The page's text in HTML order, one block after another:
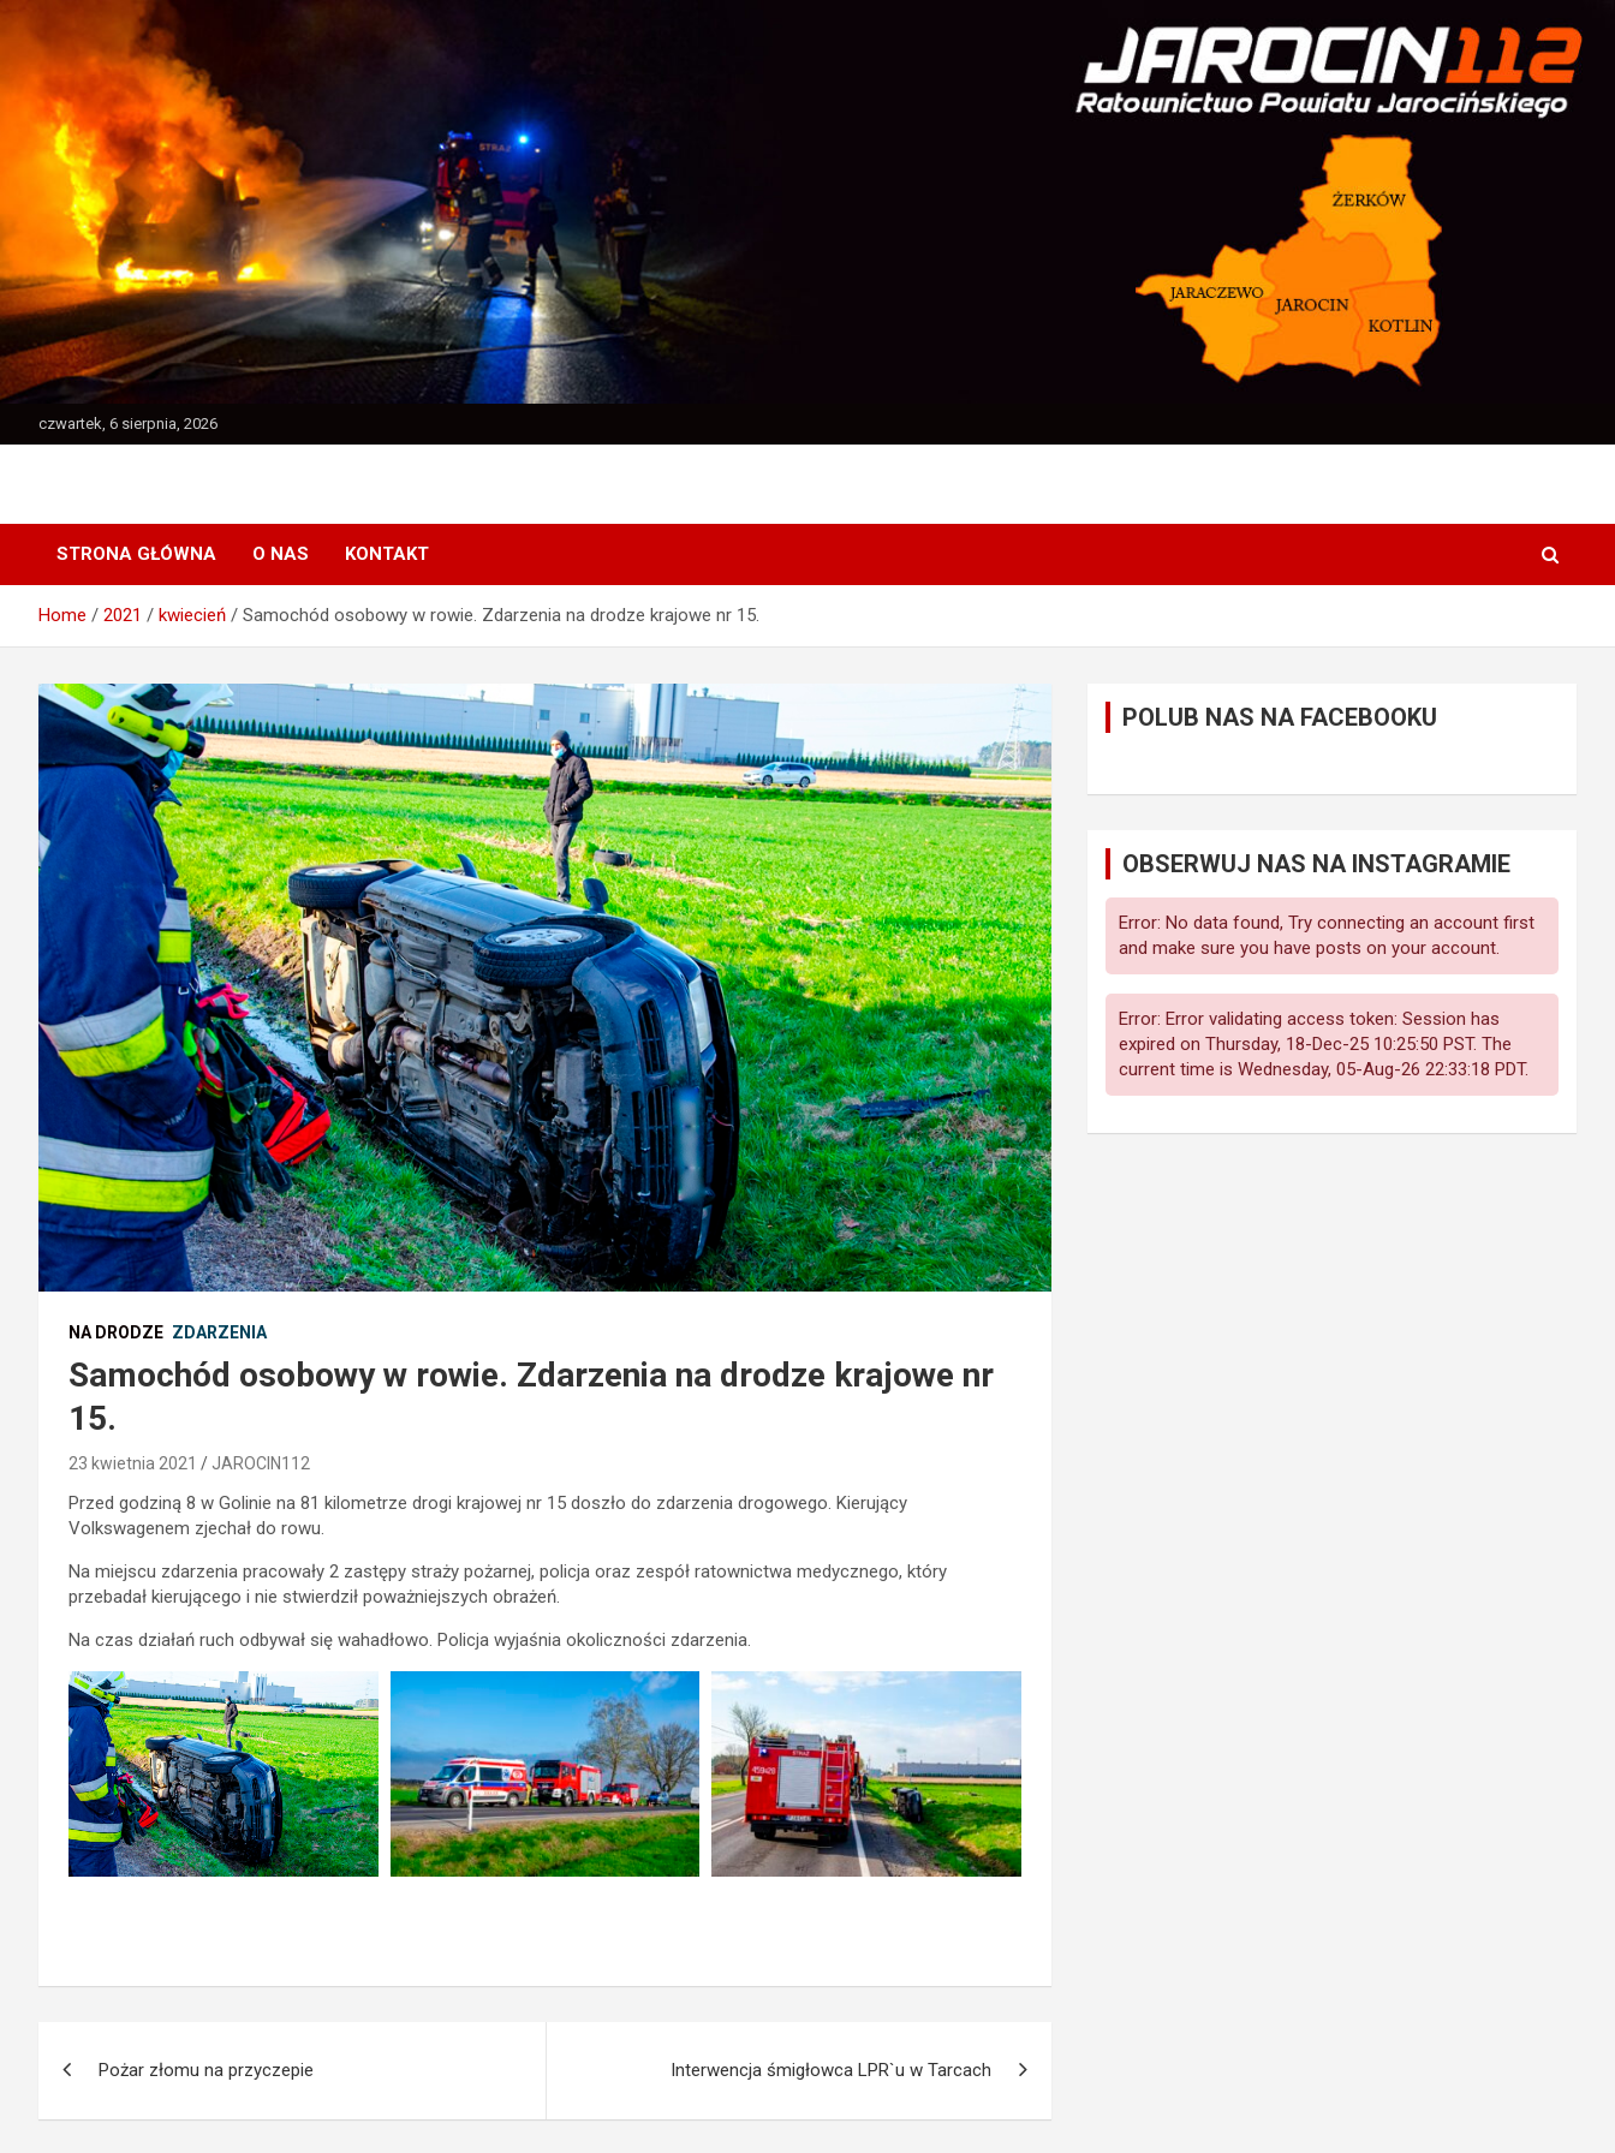
content
czwartek, 6 sierpnia, 2026
Jarocin112
STRONA GŁÓWNA O NAS KONTAKT
Home 2021 kwiecień Samochód osobowy w rowie. Zdarzenia na drodze krajowe nr 15.
NA DRODZE ZDARZENIA
Samochód osobowy w rowie. Zdarzenia na drodze krajowe nr
15.
23 kwietnia 2021 JAROCIN112
Przed godziną 8 w Golinie na 81 kilometrze drogi krajowej nr 15 doszło do zdarzenia drogowego. Kierujący
Volkswagenem zjechał do rowu.
Na miejscu zdarzenia pracowały 2 zastępy straży pożarnej, policja oraz zespół ratownictwa medycznego, który
przebadał kierującego i nie stwierdził poważniejszych obrażeń.
Na czas działań ruch odbywał się wahadłowo. Policja wyjaśnia okoliczności zdarzenia.
Pożar złomu na przyczepie Interwencja śmigłowca LPR`u w Tarcach
POLUB NAS NA FACEBOOKU
OBSERWUJ NAS NA INSTAGRAMIE
Error: No data found, Try connecting an account first
and make sure you have posts on your account.
Error: Error validating access token: Session has
expired on Thursday, 18-Dec-25 10:25:50 PST. The
current time is Wednesday, 05-Aug-26 22:33:18 PDT.